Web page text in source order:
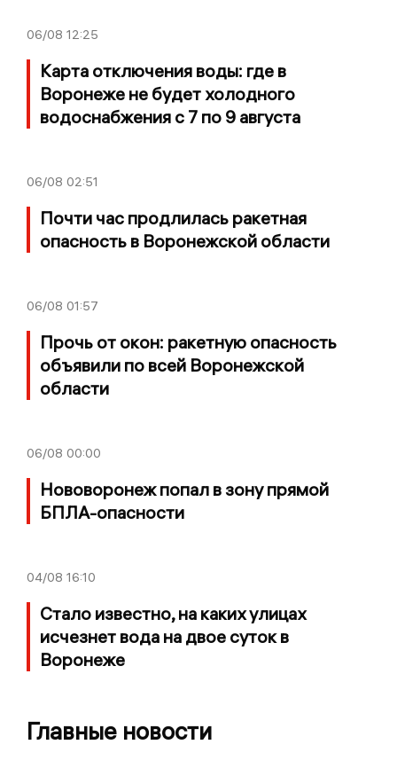
06/08 12:25
Карта отключения воды: где в
Воронеже не будет холодного
водоснабжения с 7 по 9 августа
06/08 02:51
Почти час продлилась ракетная
опасность в Воронежской области
06/08 01:57
Прочь от окон: ракетную опасность
объявили по всей Воронежской
области
06/08 00:00
Нововоронеж попал в зону прямой
БПЛА-опасности
04/08 16:10
Стало известно, на каких улицах
исчезнет вода на двое суток в
Воронеже
Главные новости